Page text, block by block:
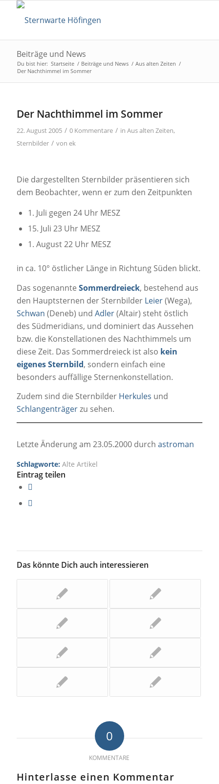
Beiträge und News
Du bist hier: Startseite / Beiträge und News / Aus alten Zeiten /
Der Nachthimmel im Sommer
Der Nachthimmel im Sommer
22. August 2005 / 0 Kommentare / in Aus alten Zeiten,
Sternbilder / von ek
Die dargestellten Sternbilder präsentieren sich
dem Beobachter, wenn er zum den Zeitpunkten
1. Juli gegen 24 Uhr MESZ
15. Juli 23 Uhr MESZ
1. August 22 Uhr MESZ
in ca. 10° östlicher Länge in Richtung Süden blickt.
Das sogenannte Sommerdreieck, bestehend aus
den Hauptsternen der Sternbilder Leier(Wega),
Schwan (Deneb) und Adler(Altair) steht östlich
des Südmeridians, und dominiert das Aussehen
bzw. die Konstellationen des Nachthimmels um
diese Zeit. Das Sommerdreieck ist also kein
eigenes Sternbild, sondern einfach eine
besonders auffällige Sternenkonstellation.
Zudem sind die Sternbilder Herkules und
Schlangenträgerzu sehen.
Letzte Änderung am 23.05.2000 durch astroman
Schlagworte: Alte Artikel
Eintrag teilen
Das könnte Dich auch interessieren
0
KOMMENTARE
Hinterlasse einen Kommentar